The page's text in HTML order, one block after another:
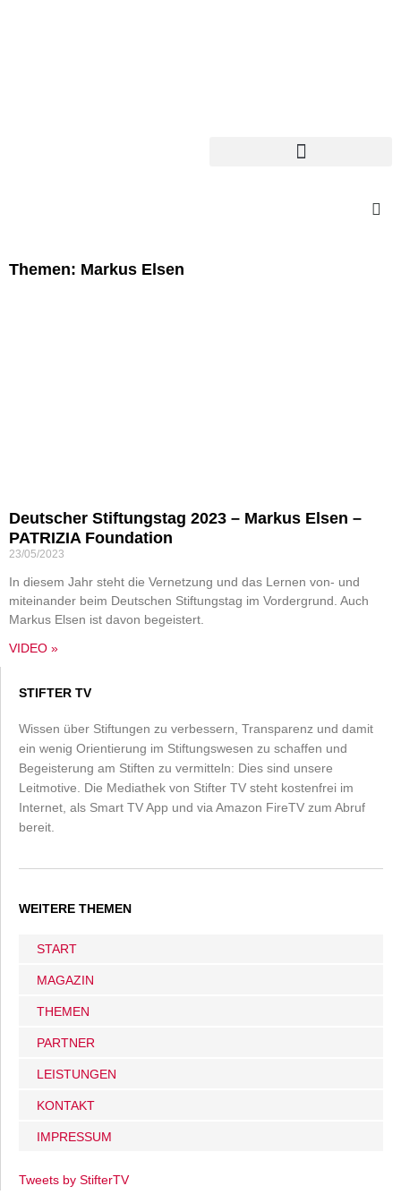
Themen: Markus Elsen
Deutscher Stiftungstag 2023 – Markus Elsen –
PATRIZIA Foundation
23/05/2023
In diesem Jahr steht die Vernetzung und das Lernen von- und
miteinander beim Deutschen Stiftungstag im Vordergrund. Auch
Markus Elsen ist davon begeistert.
VIDEO »
STIFTER TV
Wissen über Stiftungen zu verbessern, Transparenz und damit
ein wenig Orientierung im Stiftungswesen zu schaffen und
Begeisterung am Stiften zu vermitteln: Dies sind unsere
Leitmotive. Die Mediathek von Stifter TV steht kostenfrei im
Internet, als Smart TV App und via Amazon FireTV zum Abruf
bereit.
WEITERE THEMEN
START
MAGAZIN
THEMEN
PARTNER
LEISTUNGEN
KONTAKT
IMPRESSUM
Tweets by StifterTV